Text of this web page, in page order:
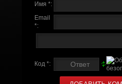
Имя *:
Email
*:
Код *: